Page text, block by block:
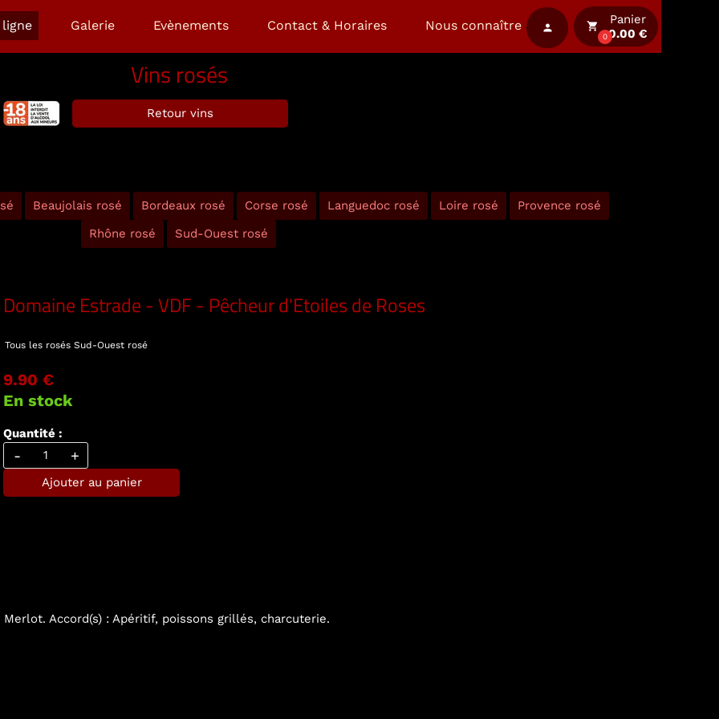
Galerie Evènements Contact & Horaires Nous connaître local_grocery_store
0
Panier
0.00 €
person
Vins rosés
Retour vins
Beaujolais rosé Bordeaux rosé Corse rosé Languedoc rosé Loire rosé
Provence rosé
Rhône rosé
Sud-Ouest rosé
Domaine Estrade - VDF - Pêcheur d'Etoiles de Roses
Tous les rosés Sud-Ouest rosé
9.90 €
En stock
Quantité :
- +
Ajouter au panier
Accord(s) : Apéritif, poissons grillés, charcuterie.